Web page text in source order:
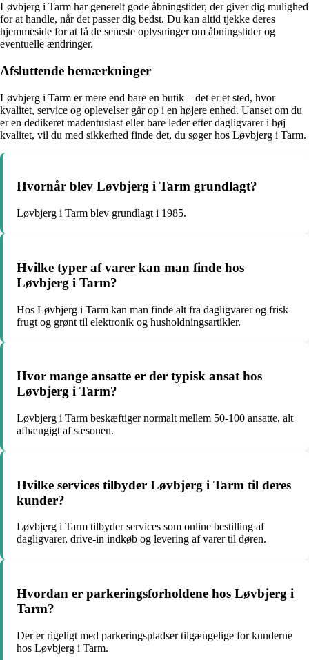
Løvbjerg i Tarm har generelt gode åbningstider, der giver dig mulighed
for at handle, når det passer dig bedst. Du kan altid tjekke deres
hjemmeside for at få de seneste oplysninger om åbningstider og
eventuelle ændringer.
Afsluttende bemærkninger
Løvbjerg i Tarm er mere end bare en butik – det er et sted, hvor
kvalitet, service og oplevelser går op i en højere enhed. Uanset om du
er en dedikeret madentusiast eller bare leder efter dagligvarer i høj
kvalitet, vil du med sikkerhed finde det, du søger hos Løvbjerg i Tarm.
Hvornår blev Løvbjerg i Tarm grundlagt?
Løvbjerg i Tarm blev grundlagt i 1985.
Hvilke typer af varer kan man finde hos
Løvbjerg i Tarm?
Hos Løvbjerg i Tarm kan man finde alt fra dagligvarer og frisk
frugt og grønt til elektronik og husholdningsartikler.
Hvor mange ansatte er der typisk ansat hos
Løvbjerg i Tarm?
Løvbjerg i Tarm beskæftiger normalt mellem 50-100 ansatte, alt
afhængigt af sæsonen.
Hvilke services tilbyder Løvbjerg i Tarm til deres
kunder?
Løvbjerg i Tarm tilbyder services som online bestilling af
dagligvarer, drive-in indkøb og levering af varer til døren.
Hvordan er parkeringsforholdene hos Løvbjerg i
Tarm?
Der er rigeligt med parkeringspladser tilgængelige for kunderne
hos Løvbjerg i Tarm.